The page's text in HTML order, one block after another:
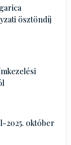
ösztöndíj
2025. október